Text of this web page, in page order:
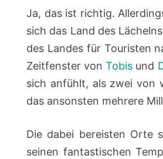
Ja, das ist richtig.
sich das Land des
des Landes für Touristen
Zeitfenster vonTobis und
sich anfühlt, als zwei von
das ansonsten mehrere
Die dabei bereisten Orte
seinen fantastischen